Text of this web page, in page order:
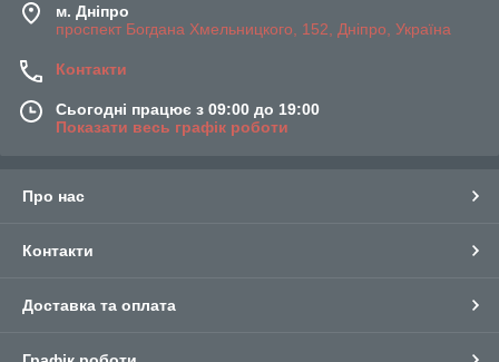
м. Дніпро
проспект Богдана Хмельницкого, 152, Дніпро, Україна
Контакти
Сьогодні працює з 09:00 до 19:00
Показати весь графік роботи
Про нас
Контакти
Доставка та оплата